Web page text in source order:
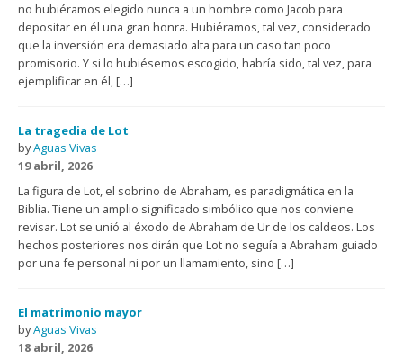
no hubiéramos elegido nunca a un hombre como Jacob para
depositar en él una gran honra. Hubiéramos, tal vez, considerado
que la inversión era demasiado alta para un caso tan poco
promisorio. Y si lo hubiésemos escogido, habría sido, tal vez, para
ejemplificar en él, […]
La tragedia de Lot
byAguas Vivas
19 abril, 2026
La figura de Lot, el sobrino de Abraham, es paradigmática en la
Biblia. Tiene un amplio significado simbólico que nos conviene
revisar. Lot se unió al éxodo de Abraham de Ur de los caldeos. Los
hechos posteriores nos dirán que Lot no seguía a Abraham guiado
por una fe personal ni por un llamamiento, sino […]
El matrimonio mayor
byAguas Vivas
18 abril, 2026